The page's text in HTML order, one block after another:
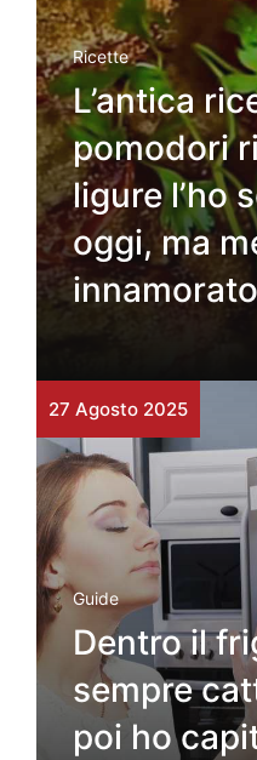
Ricette
L’antica
pomodori
ligure l’ho
oggi, ma
innamorato
27 Agosto 2025
Guide
Dentro il
sempre
poi ho